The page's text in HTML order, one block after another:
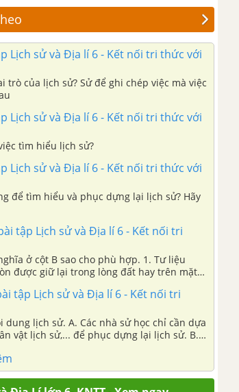
Lịch sử và Địa lí 6 - Kết nối tri thức với
của lịch sử? Sử để ghi chép việc mà việc
Lịch sử và Địa lí 6 - Kết nối tri thức với
tìm hiểu lịch sử?
Lịch sử và Địa lí 6 - Kết nối tri thức với
để tìm hiểu và phục dựng lại lịch sử? Hãy
tập Lịch sử và Địa lí 6 - Kết nối tri
cột B sao cho phù hợp. 1. Tư liệu
tập Lịch sử và Địa lí 6 - Kết nối tri
sử học chỉ cần dựa
vật lịch sử,... để phục dựng lại lịch sử. B.